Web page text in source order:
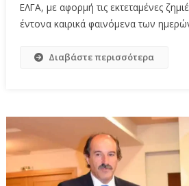
ΕΛΓΑ, με αφορμή τις εκτεταμένες
έντονα καιρικά φαινόμενα των
Διαβάστε περισσότερα